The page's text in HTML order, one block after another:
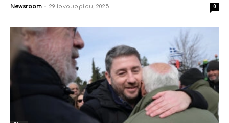
Newsroom - 29 Ιανουαρίου, 2025 0